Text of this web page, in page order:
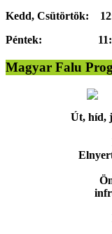
Kedd, Csütörtök:
Péntek:
Magyar Falu
Út, híd,